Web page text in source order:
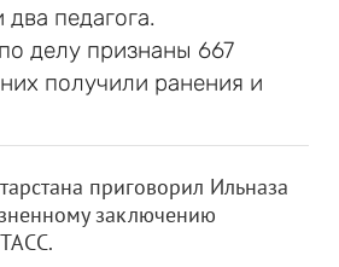
педагога.
делу признаны 667
получили ранения и
приговорил Ильназа
заключению